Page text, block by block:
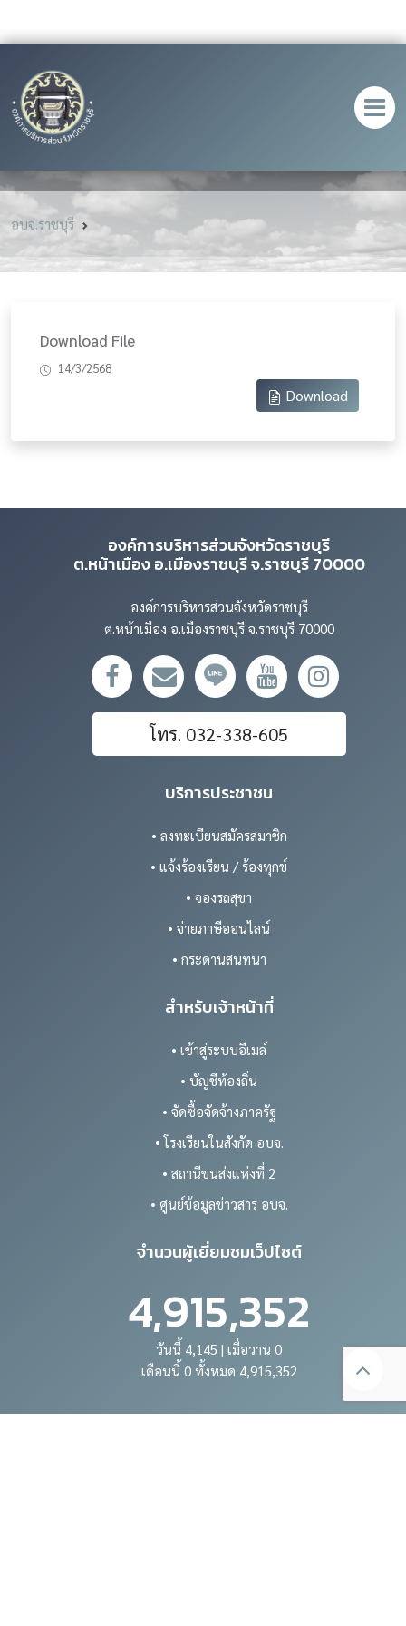
อบจ.ราชบุรี
Download File
14/3/2568
Download
องค์การบริหารส่วนจังหวัดราชบุรี
ต.หน้าเมือง อ.เมืองราชบุรี จ.ราชบุรี 70000
องค์การบริหารส่วนจังหวัดราชบุรี
ต.หน้าเมือง อ.เมืองราชบุรี จ.ราชบุรี 70000
โทร. 032-338-605
บริการประชาชน
• ลงทะเบียนสมัครสมาชิก
• แจ้งร้องเรียน / ร้องทุกข์
• จองรถสุขา
• จ่ายภาษีออนไลน์
• กระดานสนทนา
สำหรับเจ้าหน้าที่
• เข้าสู่ระบบอีเมล์
• บัญชีท้องถิ่น
• จัดซื้อจัดจ้างภาครัฐ
• โรงเรียนในสังกัด อบจ.
• สถานีขนส่งแห่งที่ 2
• ศูนย์ข้อมูลข่าวสาร อบจ.
จำนวนผู้เยี่ยมชมเว็ปไซต์
4,915,352
วันนี้ 4,145 | เมื่อวาน 0
เดือนนี้ 0 ทั้งหมด 4,915,352